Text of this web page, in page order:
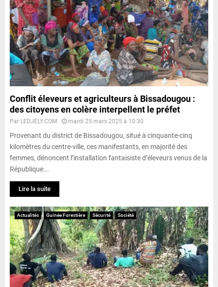
Conflit éleveurs et agriculteurs à Bissadougou :
des citoyens en colère interpellent le préfet
Par LEDJELY.COM mardi 25 mars 2025 à 10:30
Provenant du district de Bissadougou, situé à cinquante-cinq
kilomètres du centre-ville, ces manifestants, en majorité des
femmes, dénoncent l’installation fantaisiste d’éleveurs venus de la
République...
Lire la suite
Actualités Guinée Forestière Sécurité Société